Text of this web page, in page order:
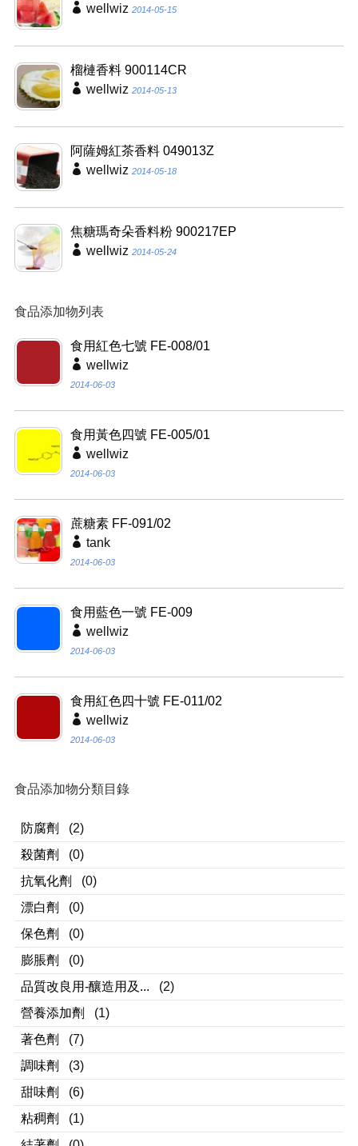
wellwiz 2014-05-15
榴槤香料 900114CR
wellwiz 2014-05-13
阿薩姆紅茶香料 049013Z
wellwiz 2014-05-18
焦糖瑪奇朵香料粉 900217EP
wellwiz 2014-05-24
食品添加物列表
食用紅色七號 FE-008/01
wellwiz
2014-06-03
食用黃色四號 FE-005/01
wellwiz
2014-06-03
蔗糖素 FF-091/02
tank
2014-06-03
食用藍色一號 FE-009
wellwiz
2014-06-03
食用紅色四十號 FE-011/02
wellwiz
2014-06-03
食品添加物分類目錄
防腐劑
(2)
殺菌劑
(0)
抗氧化劑
(0)
漂白劑
(0)
保色劑
(0)
膨脹劑
(0)
品質改良用-釀造用及...
(2)
營養添加劑
(1)
著色劑
(7)
調味劑
(3)
甜味劑
(6)
粘稠劑
(1)